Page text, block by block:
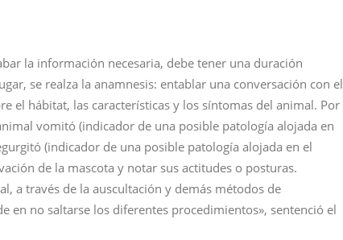
la información necesaria, debe tener una duración
se realza la anamnesis: entablar una conversación con el
el hábitat, las características y los síntomas del animal. Por
vomitó (indicador de una posible patología alojada en
(indicador de una posible patología alojada en el
de la mascota y notar sus actitudes o posturas.
a través de la auscultación y demás métodos de
en no saltarse los diferentes procedimientos», sentenció el